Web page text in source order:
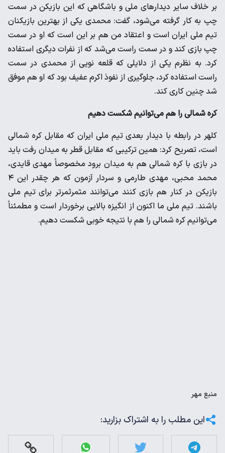
بر خلاف سایر دیدارهای ملی و باشگاهی که این بازیکن در سمت
چپ به کار گرفته می‌شود، گفت: محمدی یکی از بهترین بازیکنان
تیم ملی ایران است و اعتقاد من هم بر این است که او در سمت
چپ بازی کند و در سمت راست می‌شد که از نفرات دیگری استفاده
کرد. به نظرم یکی از دلایلی که قلعه نویی از محمدی در سمت
راست استفاده کرد، جلوگیری از نفوذ اکرم عفیف بود که او هم موفق
شد چنین کاری کند.
کره شمالی را هم می‌توانیم شکست دهیم
کلهر در رابطه با دیدار بعدی تیم ملی ایران که مقابل کره شمالی
است، تصریح کرد: همین ترکیبی که مقابل قطر به میدان رفت باید
در بازی با کره شمالی هم به میدان برود مخصوصاً مهدی قایدی،
محمد محبی، مهدی طارمی و سردار آزمون که هر چقدر این ۴
بازیکن در کنار هم بازی کنند می‌توانند مثمرثمرتر برای تیم ملی
باشند. تیم ملی ما اکنون از انگیزه بالایی برخوردار است و مطمئناً
می‌توانیم کره شمالی را هم با نتیجه خوبی شکست دهیم.
منبع مهر
این مطلب را به اشتراک بزارید: